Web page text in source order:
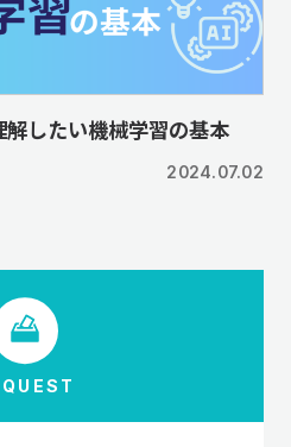
したい機械学習の基本
2024.07.02